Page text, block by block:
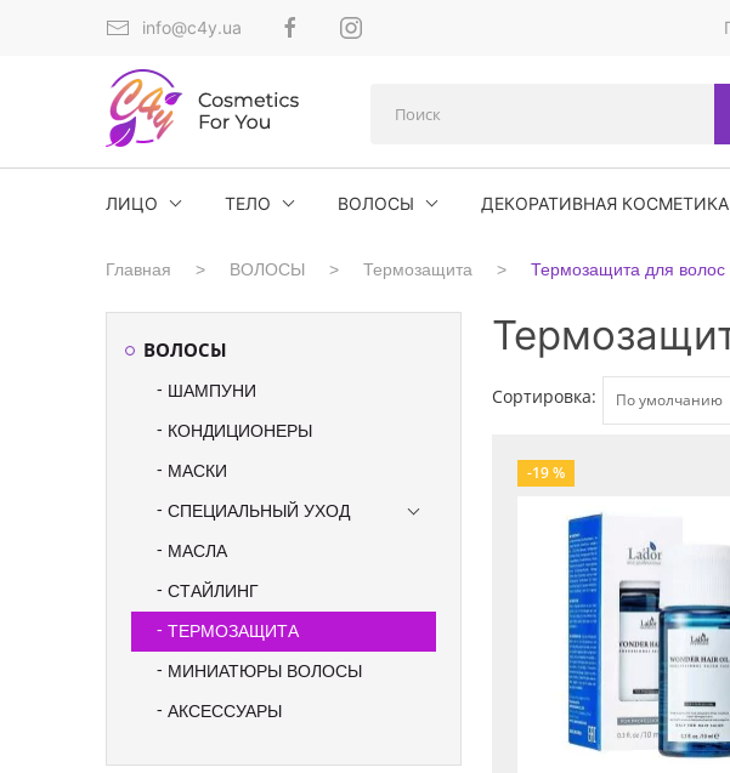
info@c4y.ua
ЛИЦО ТЕЛО ВОЛОСЫ ДЕКОРАТИВНАЯ КОСМЕТИКА
Главная ВОЛОСЫ Термозащита Термозащита для волос
ВОЛОСЫ
ШАМПУНИ
КОНДИЦИОНЕРЫ
МАСКИ
СПЕЦИАЛЬНЫЙ УХОД
МАСЛА
СТАЙЛИНГ
ТЕРМОЗАЩИТА
МИНИАТЮРЫ ВОЛОСЫ
АКСЕССУАРЫ
Сортировка:
-19 %